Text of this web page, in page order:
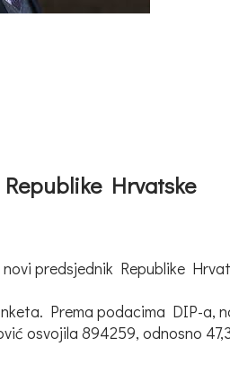
Hrvatske
predsjednik Republike
Prema podacima DIP-
osvojila 894259, odnosno